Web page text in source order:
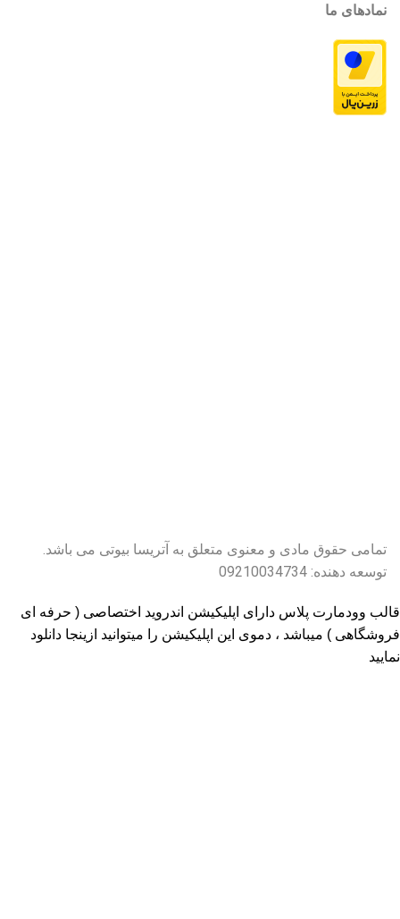
نمادهای ما
تمامی حقوق مادی و معنوی متعلق به آتریسا بیوتی می باشد.
توسعه دهنده: 09210034734
قالب وودمارت پلاس دارای اپلیکیشن اندروید اختصاصی ( حرفه ای
فروشگاهی ) میباشد ، دموی این اپلیکیشن را میتوانید ازینجا دانلود
نمایید